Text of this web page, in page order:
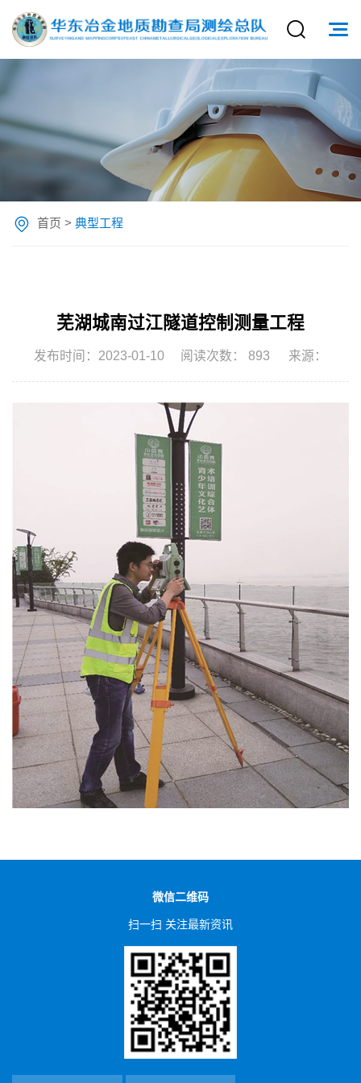
首页 > 典型工程
芜湖城南过江隧道控制测量工程
发布时间：2023-01-10 阅读次数： 893 来源：
微信二维码
扫一扫 关注最新资讯